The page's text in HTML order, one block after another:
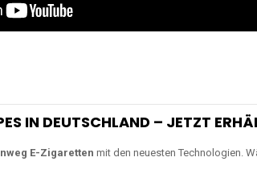
IN DEUTSCHLAND – JETZT
E-Zigaretten mit den neuesten Technologien.